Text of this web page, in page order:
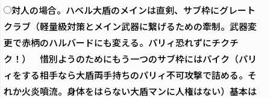
対人の場合。ハベル大盾のメインは直剣、サブ枠にグレート
クラブ（軽量級対策とメイン武器に繋げるための牽制。武器変
更で赤柄のハルバードにも変える。パリィ恐れずにチクチ
ク！） 惜別ようのためにもう一つのサブ枠にはパイク（パリ
ィをする相手なら大盾両手持ちのパリィ不可攻撃で詰める。そ
れか火炎噴流。身体をはらない大盾マンに人権はない）基本は